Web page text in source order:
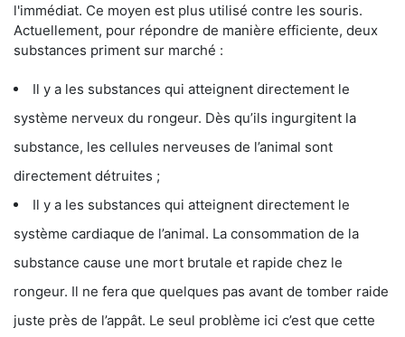
l'immédiat. Ce moyen est plus utilisé contre les souris.
Actuellement, pour répondre de manière efficiente, deux
substances priment sur marché :
Il y a les substances qui atteignent directement le
système nerveux du rongeur. Dès qu’ils ingurgitent la
substance, les cellules nerveuses de l’animal sont
directement détruites ;
Il y a les substances qui atteignent directement le
système cardiaque de l’animal. La consommation de la
substance cause une mort brutale et rapide chez le
rongeur. Il ne fera que quelques pas avant de tomber raide
juste près de l’appât. Le seul problème ici c’est que cette